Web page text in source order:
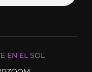
EN EL SOL